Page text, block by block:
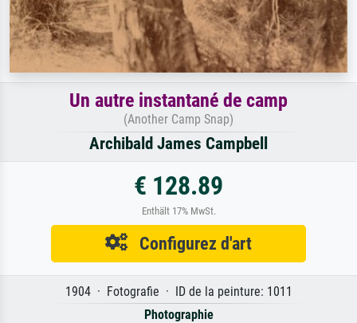
Un autre instantané de camp
(Another Camp Snap)
Archibald James Campbell
€ 128.89
Enthält 17% MwSt.
Configurez d'art
1904 · Fotografie · ID de la peinture: 1011
Photographie